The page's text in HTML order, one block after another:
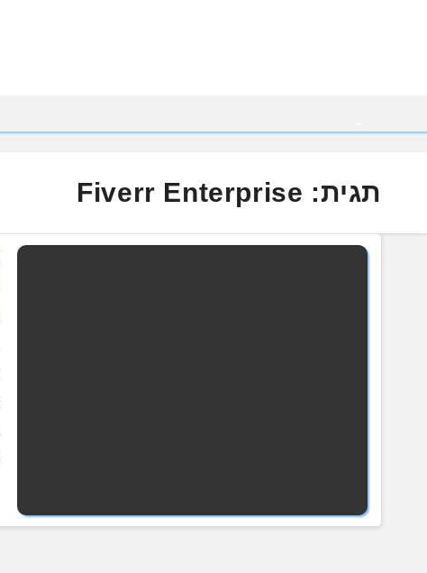
תגית: Fiverr Enterprise